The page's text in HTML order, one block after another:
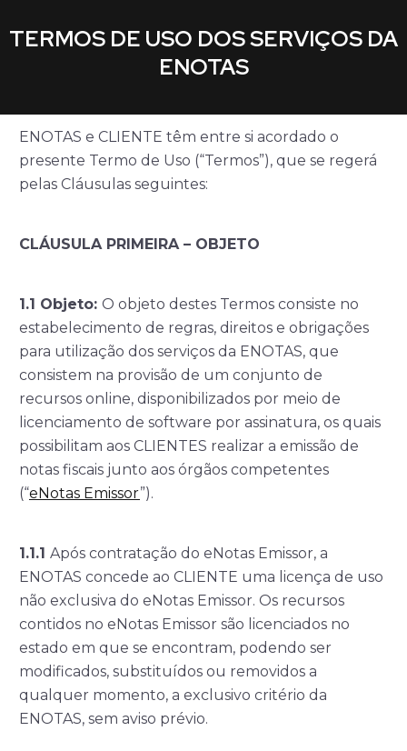
TERMOS DE USO DOS SERVIÇOS DA
ENOTAS
ENOTAS e CLIENTE têm entre si acordado o
presente Termo de Uso (“Termos”), que se regerá
pelas Cláusulas seguintes:
CLÁUSULA PRIMEIRA – OBJETO
1.1 Objeto: O objeto destes Termos consiste no
estabelecimento de regras, direitos e obrigações
para utilização dos serviços da ENOTAS, que
consistem na provisão de um conjunto de
recursos online, disponibilizados por meio de
licenciamento de software por assinatura, os quais
possibilitam aos CLIENTES realizar a emissão de
notas fiscais junto aos órgãos competentes
(“eNotas Emissor”).
1.1.1 Após contratação do eNotas Emissor, a
ENOTAS concede ao CLIENTE uma licença de uso
não exclusiva do eNotas Emissor. Os recursos
contidos no eNotas Emissor são licenciados no
estado em que se encontram, podendo ser
modificados, substituídos ou removidos a
qualquer momento, a exclusivo critério da
ENOTAS, sem aviso prévio.